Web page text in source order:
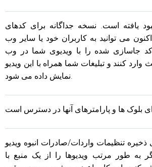
یافته است. نسخه جداگانه برای کدهای
می توانید به کاربران خود یا سایر وب
کد جاسازی شده را با ویدیوی شما در وب
کنند و تبلیغات شما همراه با این ویدیو
نمایش داده می شود.
تنظیمات واردات/صادرات انبوه ویدیو
طور مرتب ویدیوها را از یک منبع با